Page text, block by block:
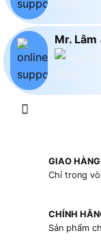
Mr. Lâm
GIAO
Chỉ trong
CHÍNH
Sản phẩm